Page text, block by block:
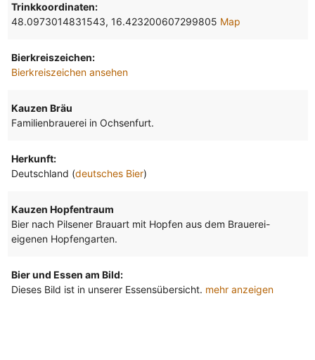
Trinkkoordinaten:
48.0973014831543, 16.423200607299805 Map
Bierkreiszeichen:
Bierkreiszeichen ansehen
Kauzen Bräu
Familienbrauerei in Ochsenfurt.
Herkunft:
Deutschland (deutsches Bier)
Kauzen Hopfentraum
Bier nach Pilsener Brauart mit Hopfen aus dem Brauerei-
eigenen Hopfengarten.
Bier und Essen am Bild:
Dieses Bild ist in unserer Essensübersicht. mehr anzeigen